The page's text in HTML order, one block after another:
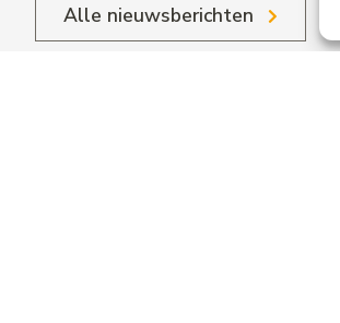
Alle nieuwsberichten